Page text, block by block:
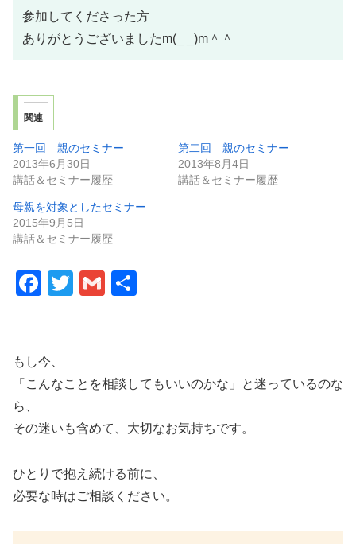
参加してくださった方
ありがとうございましたm(_ _)m＾＾
関連
第一回 親のセミナー
2013年6月30日
講話＆セミナー履歴
第二回 親のセミナー
2013年8月4日
講話＆セミナー履歴
母親を対象としたセミナー
2015年9月5日
講話＆セミナー履歴
F
e
b
o
k
T
G
もし今、
「こんなことを相談してもいいのかな」と迷っているのな
ら、
その迷いも含めて、大切なお気持ちです。
ひとりで抱え続ける前に、
必要な時はご相談ください。